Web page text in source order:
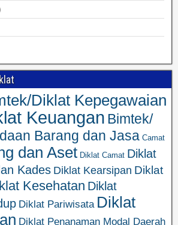
Diklat Kepegawaian
Keuangan Bimtek/
Barang dan Jasa Camat
dan Aset Diklat Camat Diklat
Kades Diklat Kearsipan Diklat
Kesehatan Diklat
Diklat Pariwisata Diklat
Diklat Penanaman Modal Daerah